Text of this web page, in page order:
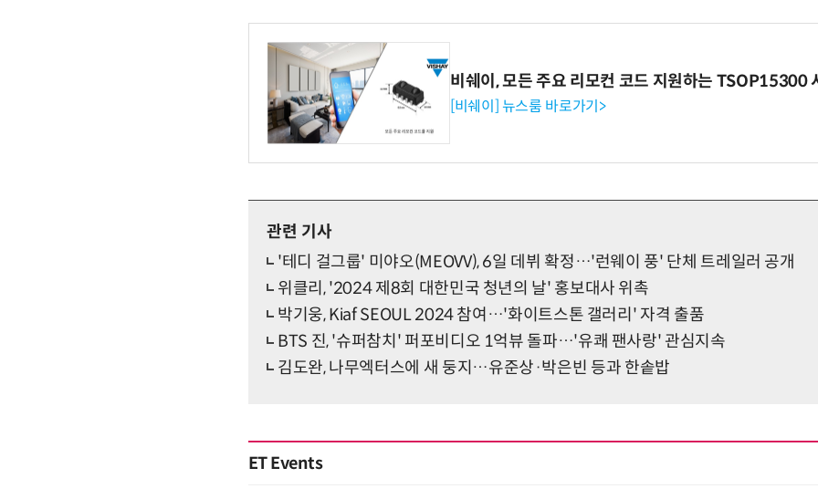
비쉐이, 모든 주요 리모컨 코드 지원하는 TSOP15300
[비쉐이] 뉴스룸 바로가기>
관련 기사
'테디 걸그룹' 미야오(MEOVV), 6일 데뷔 확정…'런웨이 풍' 단체 트레일러 공개
위클리, '2024 제8회 대한민국 청년의 날' 홍보대사 위촉
박기웅, Kiaf SEOUL 2024 참여…'화이트스톤 갤러리' 자격 출품
BTS 진, '슈퍼참치' 퍼포비디오 1억뷰 돌파…'유쾌 팬사랑' 관심지속
김도완, 나무엑터스에 새 둥지…유준상·박은빈 등과 한솥밥
ET Events